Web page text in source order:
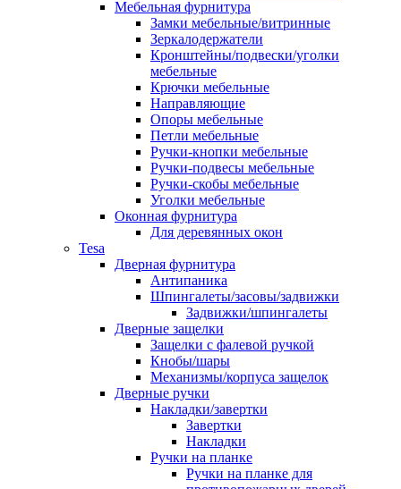
Мебельная фурнитура
Замки мебельные/витринные
Зеркалодержатели
Кронштейны/подвески/уголки
мебельные
Крючки мебельные
Направляющие
Опоры мебельные
Петли мебельные
Ручки-кнопки мебельные
Ручки-подвесы мебельные
Ручки-скобы мебельные
Уголки мебельные
Оконная фурнитура
Для деревянных окон
Tesa
Дверная фурнитура
Антипаника
Шпингалеты/засовы/задвижки
Задвижки/шпингалеты
Дверные защелки
Защелки с фалевой ручкой
Кнобы/шары
Механизмы/корпуса защелок
Дверные ручки
Накладки/завертки
Завертки
Накладки
Ручки на планке
Ручки на планке для